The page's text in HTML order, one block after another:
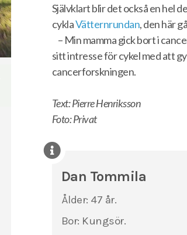
Självklart blir det också en hel
cyklaVätternrundan, den här
– Min mamma gick bort i
sitt intresse för cykel med att
cancerforskningen.
Text: Pierre Henriksson
Foto: Privat
Dan Tommila
Ålder: 47 år.
Bor: Kungsör.